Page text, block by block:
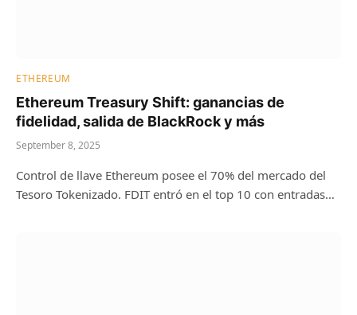
ETHEREUM
Ethereum Treasury Shift: ganancias de
fidelidad, salida de BlackRock y más
September 8, 2025
Control de llave Ethereum posee el 70% del mercado del
Tesoro Tokenizado. FDIT entró en el top 10 con entradas…